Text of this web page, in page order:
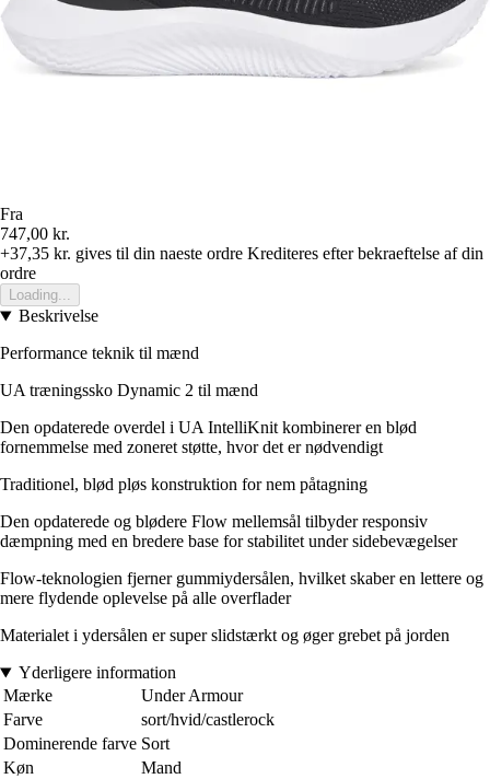
Fra
747,00 kr.
+37,35 kr. gives til din naeste ordre Krediteres efter bekraeftelse af din
ordre
Loading...
Beskrivelse
Performance teknik til mænd
UA træningssko Dynamic 2 til mænd
Den opdaterede overdel i UA IntelliKnit kombinerer en blød
fornemmelse med zoneret støtte, hvor det er nødvendigt
Traditionel, blød pløs konstruktion for nem påtagning
Den opdaterede og blødere Flow mellemsål tilbyder responsiv
dæmpning med en bredere base for stabilitet under sidebevægelser
Flow-teknologien fjerner gummiydersålen, hvilket skaber en lettere og
mere flydende oplevelse på alle overflader
Materialet i ydersålen er super slidstærkt og øger grebet på jorden
Yderligere information
Mærke
Under Armour
Farve
sort/hvid/castlerock
Dominerende farve Sort
Køn
Mand